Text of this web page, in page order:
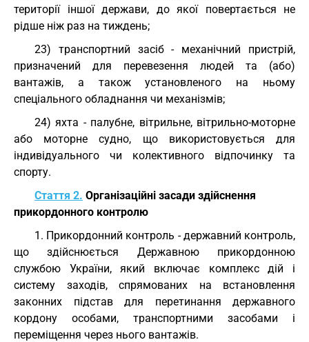
території іншої держави, до якої повертається не
рідше ніж раз на тиждень;
23) транспортний засіб - механічний пристрій,
призначений для перевезення людей та (або)
вантажів, а також установленого на ньому
спеціального обладнання чи механізмів;
24) яхта - палубне, вітрильне, вітрильно-моторне
або моторне судно, що використовується для
індивідуального чи колективного відпочинку та
спорту.
Стаття 2. Організаційні засади здійснення
прикордонного контролю
1. Прикордонний контроль - державний контроль,
що здійснюється Державною прикордонною
службою України, який включає комплекс дій і
систему заходів, спрямованих на встановлення
законних підстав для перетинання державного
кордону особами, транспортними засобами і
переміщення через нього вантажів.